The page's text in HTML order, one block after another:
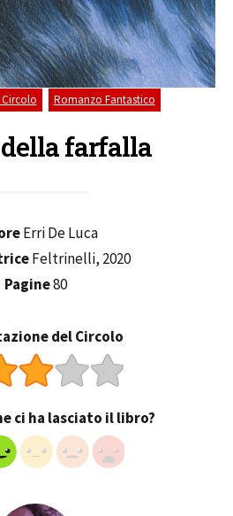
Romanzo Fantastico
farfalla
Erri De Luca
Feltrinelli, 2020
Pagine80
del Circolo
ci ha lasciato il libro?